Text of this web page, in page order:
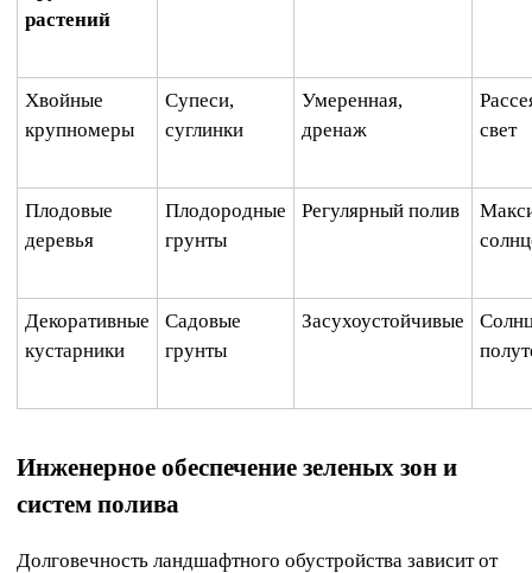
растений
Хвойные
крупномеры
Супеси,
суглинки
Умеренная,
дренаж
свет
Плодовые
деревья
Плодородные
грунты
Регулярный полив
Декоративные
кустарники
Садовые
грунты
Засухоустойчивые
Инженерное обеспечение зеленых зон и
систем полива
Долговечность ландшафтного обустройства зависит от